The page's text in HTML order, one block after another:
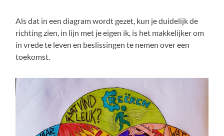
Als dat in een diagram wordt gezet, kun je duidelijk de
richting zien, in lijn met je eigen ik, is het makkelijker om
in vrede te leven en beslissingen te nemen over een
toekomst.